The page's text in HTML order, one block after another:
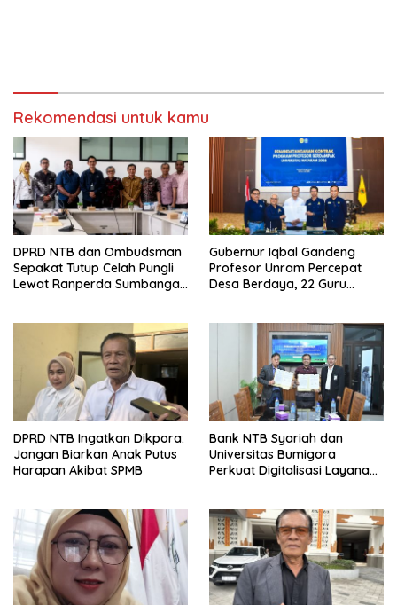
Rekomendasi untuk kamu
DPRD NTB dan Ombudsman
Sepakat Tutup Celah Pungli
Lewat Ranperda Sumbangan
Gubernur Iqbal Gandeng
Profesor Unram Percepat
Desa Berdaya, 22 Guru
DPRD NTB Ingatkan Dikpora:
Jangan Biarkan Anak Putus
Harapan Akibat SPMB
Bank NTB Syariah dan
Universitas Bumigora
Perkuat Digitalisasi Layanan